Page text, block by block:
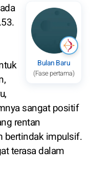
Bulan Baru
(Fase pertama)
sangat positif
rentan
bertindak impulsif.
terasa dalam